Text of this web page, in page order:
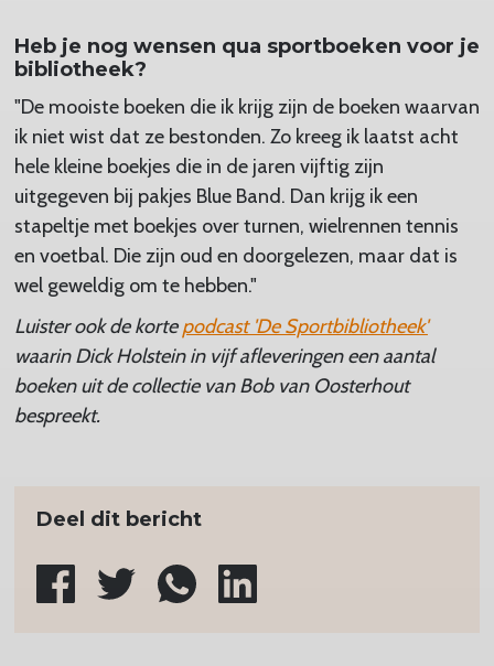
Heb je nog wensen qua sportboeken voor je
bibliotheek?
"De mooiste boeken die ik krijg zijn de boeken waarvan
ik niet wist dat ze bestonden. Zo kreeg ik laatst acht
hele kleine boekjes die in de jaren vijftig zijn
uitgegeven bij pakjes Blue Band. Dan krijg ik een
stapeltje met boekjes over turnen, wielrennen tennis
en voetbal. Die zijn oud en doorgelezen, maar dat is
wel geweldig om te hebben."
Luister ook de kortepodcast 'De Sportbibliotheek'
waarin Dick Holstein in vijf afleveringen een aantal
boeken uit de collectie van Bob van Oosterhout
bespreekt.
Deel dit bericht